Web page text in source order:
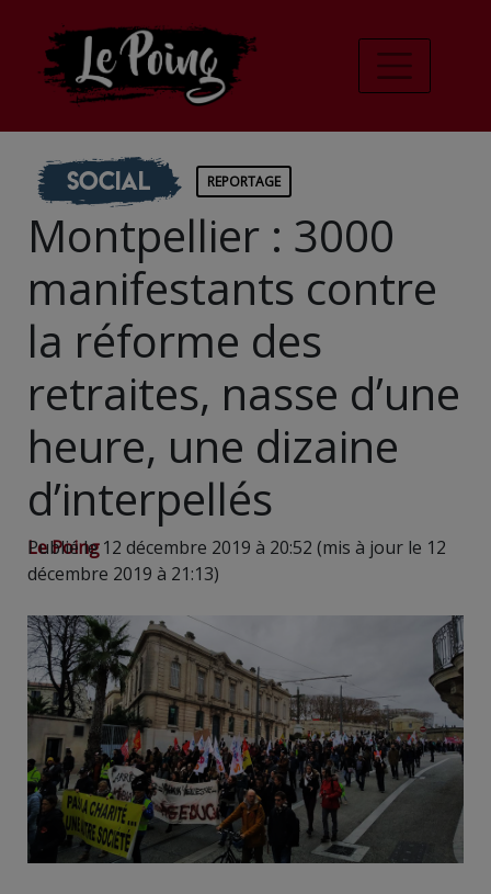
Social REPORTAGE
Montpellier : 3000
manifestants contre
la réforme des
retraites, nasse d’une
heure, une dizaine
d’interpellés
Le Poing
Publié le 12 décembre 2019 à 20:52 (mis à jour le 12
décembre 2019 à 21:13)